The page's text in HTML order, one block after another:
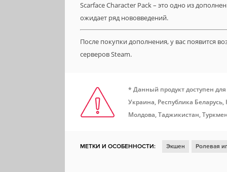
Scarface Character Pack – это одно из
ожидает ряд нововведений.
После покупки дополнения, у вас появится
серверов Steam.
* Данный продукт доступен
Украина, Республика
Молдова, Таджикистан,
МЕТКИ И ОСОБЕННОСТИ: Экшен Ролевая